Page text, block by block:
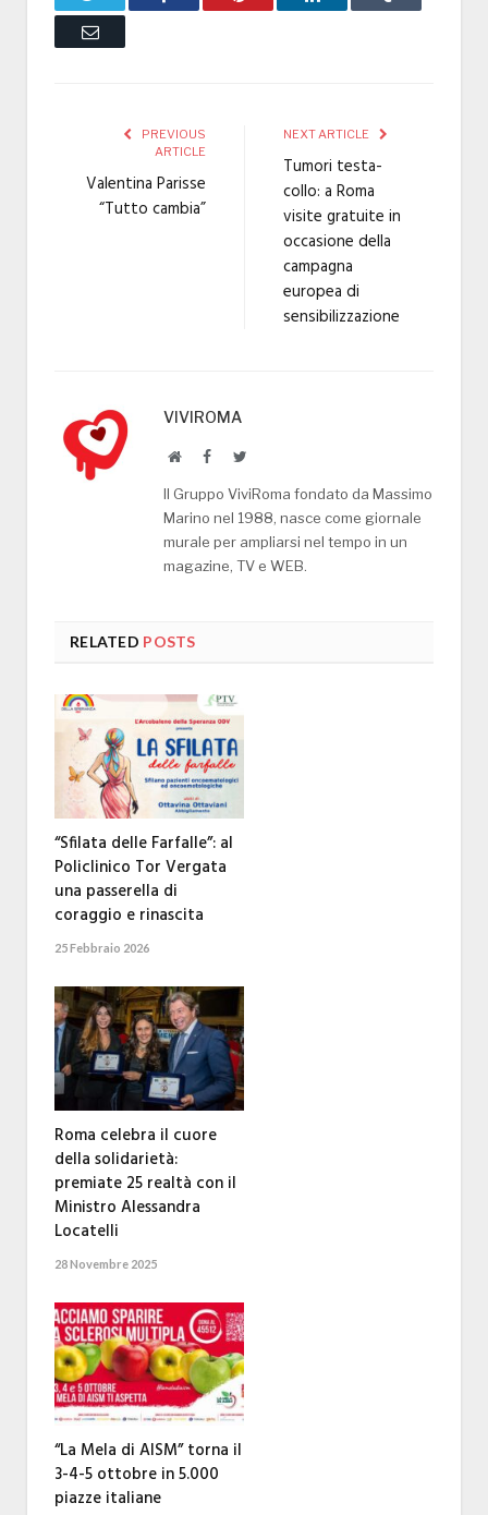
Email
PREVIOUS
ARTICLE
Valentina Parisse
“Tutto cambia”
NEXT ARTICLE
Tumori testa-
collo: a Roma
visite gratuite in
occasione della
campagna
europea di
sensibilizzazione
VIVIROMA
WebsiteFacebookTwitter
Il Gruppo ViviRoma fondato da Massimo
Marino nel 1988, nasce come giornale
murale per ampliarsi nel tempo in un
magazine, TV e WEB.
RELATED POSTS
“Sfilata delle Farfalle”: al
Policlinico Tor Vergata
una passerella di
coraggio e rinascita
25 Febbraio 2026
Roma celebra il cuore
della solidarietà:
premiate 25 realtà con il
Ministro Alessandra
Locatelli
28 Novembre 2025
“La Mela di AISM” torna il
3-4-5 ottobre in 5.000
piazze italiane